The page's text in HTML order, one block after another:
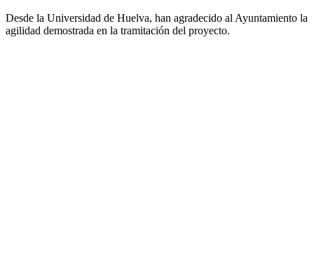
Desde la Universidad de Huelva, han agradecido al Ayuntamiento la
agilidad demostrada en la tramitación del proyecto.